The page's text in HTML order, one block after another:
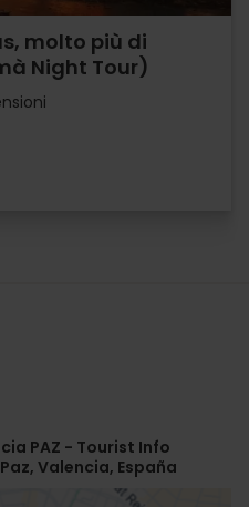
molto più di
Night Tour)
PAZ - Tourist Info
Valencia, España